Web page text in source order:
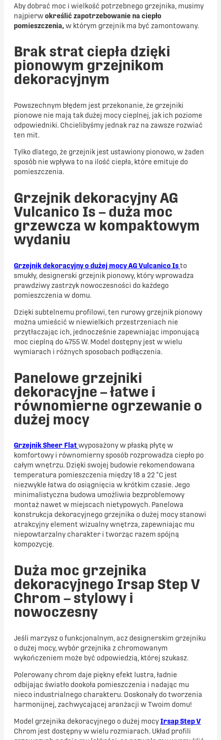
Aby dobrać moc i wielkość potrzebnego grzejnika, musimy
najpierwokreślić zapotrzebowanie na ciepło
pomieszczenia,w którym grzejnik ma być zamontowany.
Brak strat ciepła dzięki
pionowym grzejnikom
dekoracyjnym
Powszechnym błędem jest przekonanie, że grzejniki
pionowe nie mają tak dużej mocy cieplnej, jak ich poziome
odpowiedniki. Chcielibyśmy jednak raz na zawsze rozwiać
ten mit.
Tylko dlatego, że grzejnik jest ustawiony pionowo, w żaden
sposób nie wpływa to na ilość ciepła, które emituje do
pomieszczenia.
Grzejnik dekoracyjny AG
Vulcanico Is – duża moc
grzewcza w kompaktowym
wydaniu
Grzejnik dekoracyjny o dużej mocy AG Vulcanico Isto
smukły, designerski grzejnik pionowy, który wprowadza
prawdziwy zastrzyk nowoczesności do każdego
pomieszczenia w domu.
Dzięki subtelnemu profilowi, ten rurowy grzejnik pionowy
można umieścić w niewielkich przestrzeniach nie
przytłaczając ich, jednocześnie zapewniając imponującą
moc cieplną do 4755 W. Model dostępny jest w wielu
wymiarach i różnych sposobach podłączenia.
Panelowe grzejniki
dekoracyjne – łatwe i
równomierne ogrzewanie o
dużej mocy
Grzejnik Sheer Flatwyposażony w płaską płytę w
komfortowy i równomierny sposób rozprowadza ciepło po
całym wnętrzu. Dzięki swojej budowie rekomendowana
temperatura pomieszczenia między 18 a 22 °C jest
niezwykle łatwa do osiągnięcia w krótkim czasie. Jego
minimalistyczna budowa umożliwia bezproblemowy
montaż nawet w miejscach nietypowych. Panelowa
konstrukcja dekoracyjnego grzejnika o dużej mocy stanowi
atrakcyjny element wizualny wnętrza, zapewniając mu
niepowtarzalny charakter i tworząc razem spójną
kompozycję.
Duża moc grzejnika
dekoracyjnego Irsap Step V
Chrom – stylowy i
nowoczesny
Jeśli marzysz o funkcjonalnym, acz designerskim grzejniku
o dużej mocy, wybór grzejnika z chromowanym
wykończeniem może być odpowiedzią, której szukasz.
Polerowany chrom daje piękny efekt lustra, ładnie
odbijając światło dookoła pomieszczenia i nadając mu
nieco industrialnego charakteru. Doskonały do ​​tworzenia
harmonijnej, zachwycającej aranżacji w Twoim domu!
Model grzejnika dekoracyjnego o dużej mocyIrsap Step V
Chrom jest dostępny w wielu rozmiarach. Układ profili